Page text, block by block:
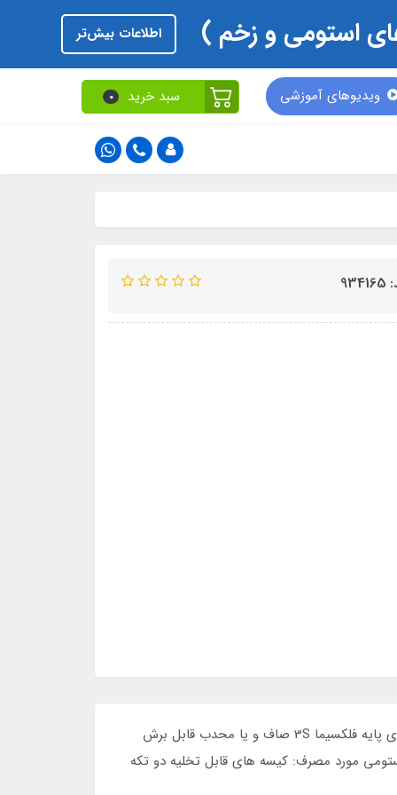
اطلاعات بیش‌تر
ویدیوهای آموزشی سبد خرید 0
ویژگی هارنگ کیسه: شفاف فیلتر/نوع: ندارد ( یوروستومی نیاز به فیلتر ندارد).سایز حلقه :65 میلی متر قابل انطباق: با چسب های پایه فلکسیما 3S صاف و یا محدب قابل برش
قابل تخلیه از طریق شیر یوروستومی مورد مصرف: کیسه های قابل تخلیه دو تکه